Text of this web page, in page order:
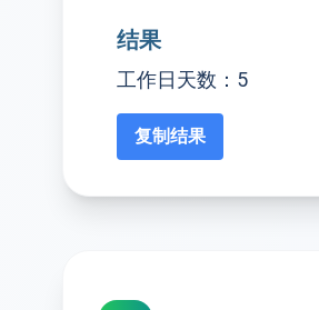
结果
工作日天数：5
复制结果